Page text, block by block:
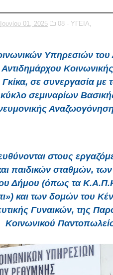
Ιουνίου 01, 2025 08 - ΥΓΕΙΑ,
Υπηρεσιών
σε συνεργασία με
σεμιναρίων
στους
παιδικών σταθμών,
Δήμου (όπως τα
και των δομών του
Γυναικών, της
Κοινωνικού